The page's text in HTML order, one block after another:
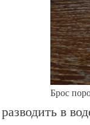
Брос
в